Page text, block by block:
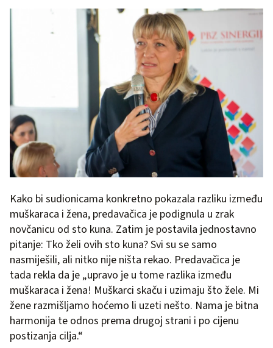
Kako bi sudionicama konkretno pokazala razliku između
muškaraca i žena, predavačica je podignula u zrak
novčanicu od sto kuna. Zatim je postavila jednostavno
pitanje: Tko želi ovih sto kuna? Svi su se samo
nasmiješili, ali nitko nije ništa rekao. Predavačica je
tada rekla da je „upravo je u tome razlika između
muškaraca i žena! Muškarci skaču i uzimaju što žele. Mi
žene razmišljamo hoćemo li uzeti nešto. Nama je bitna
harmonija te odnos prema drugoj strani i po cijenu
postizanja cilja.“